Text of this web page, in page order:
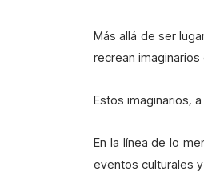
Más allá de ser
recrean
Estos imaginarios,
En la línea de lo
eventos culturales